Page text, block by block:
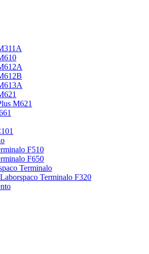
M621
F510
F650
Terminalo
Terminalo F320